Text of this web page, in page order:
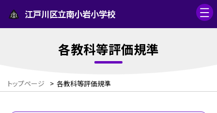
江戸川区立南小岩小学校
各教科等評価規準
トップページ > 各教科等評価規準